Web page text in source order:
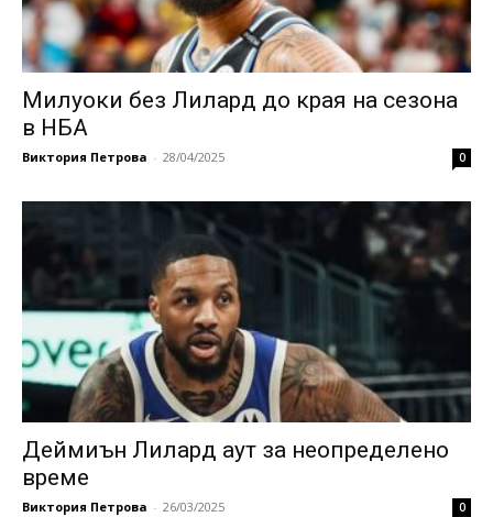
Милуоки без Лилард до края на сезона
в НБА
Виктория Петрова - 28/04/2025 0
Деймиън Лилард аут за неопределено
време
Виктория Петрова - 26/03/2025 0